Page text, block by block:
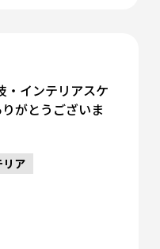
インテリアスケ
がとうございま
リア